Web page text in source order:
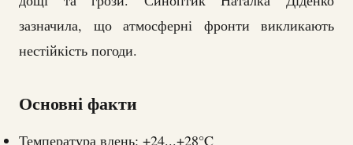
зазначила, що атмосферні фронти викликають
нестійкість погоди.
Основні факти
Температура вдень: +24...+28°C